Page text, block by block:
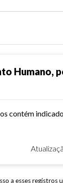
Humano,
a esses registros